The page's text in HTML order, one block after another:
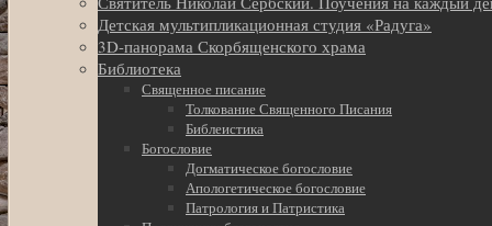
Детская мультипликационная студия «Радуга»
3D-панорама Скорбященского храма
Библиотека
Священное писание
Толкование Священного Писания
Библеистика
Богословие
Догматическое богословие
Апологетическое богословие
Патрология и Патристика